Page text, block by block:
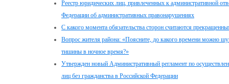
Реестр юридических лиц, привлеченных к административной
Федерации об административных правонарушениях
С какого момента обязательства сторон считаются
Вопрос жителя района: «Поясните, до какого времени можно
тишины в ночное время?»
Утвержден новый Административный регламент по
лиц без гражданства в Российской Федерации